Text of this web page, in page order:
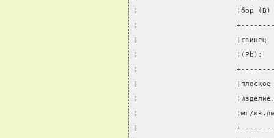
¦                       ¦бор (B)
¦                       +----------
¦
¦                       ¦(Pb):
¦
¦
¦
¦                       ¦мг/
¦